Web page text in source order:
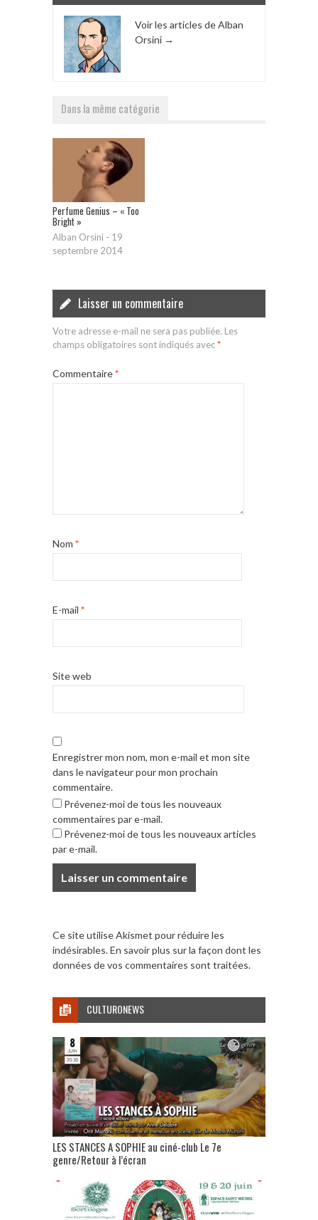
Voir les articles de Alban
Orsini →
Dans la même catégorie
Perfume Genius – « Too
Bright »
Alban Orsini - 19
septembre 2014
Laisser un commentaire
Votre adresse e-mail ne sera pas publiée. Les
champs obligatoires sont indiqués avec*
Commentaire*
Nom *
E-mail *
Site web
Enregistrer mon nom, mon e-mail et mon site
dans le navigateur pour mon prochain
commentaire.
Prévenez-moi de tous les nouveaux
commentaires par e-mail.
Prévenez-moi de tous les nouveaux articles
par e-mail.
Ce site utilise Akismet pour réduire les
indésirables.En savoir plus sur la façon dont les
données de vos commentaires sont traitées.
CULTURONEWS
LES STANCES A SOPHIE au ciné-club Le 7e
genre/Retour à l’écran